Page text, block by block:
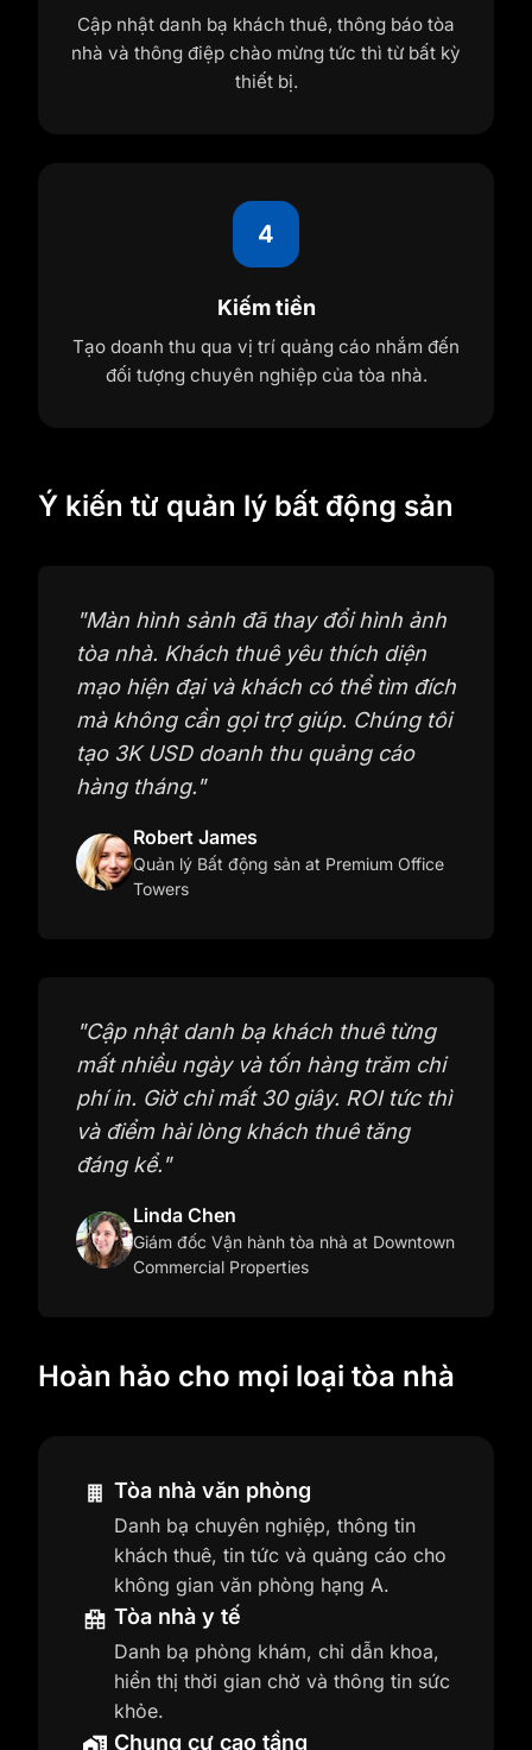
Cập nhật danh bạ khách thuê, thông báo tòa
nhà và thông điệp chào mừng tức thì từ bất kỳ
thiết bị.
4
Kiếm tiền
Tạo doanh thu qua vị trí quảng cáo nhắm đến
đối tượng chuyên nghiệp của tòa nhà.
Ý kiến từ quản lý bất động sản
"Màn hình sảnh đã thay đổi hình ảnh
tòa nhà. Khách thuê yêu thích diện
mạo hiện đại và khách có thể tìm đích
mà không cần gọi trợ giúp. Chúng tôi
tạo 3K USD doanh thu quảng cáo
hàng tháng."
Robert James
Quản lý Bất động sản at Premium Office
Towers
"Cập nhật danh bạ khách thuê từng
mất nhiều ngày và tốn hàng trăm chi
phí in. Giờ chỉ mất 30 giây. ROI tức thì
và điểm hài lòng khách thuê tăng
đáng kể."
Linda Chen
Giám đốc Vận hành tòa nhà at Downtown
Commercial Properties
Hoàn hảo cho mọi loại tòa nhà
Tòa nhà văn phòng
Danh bạ chuyên nghiệp, thông tin
khách thuê, tin tức và quảng cáo cho
không gian văn phòng hạng A.
Tòa nhà y tế
Danh bạ phòng khám, chỉ dẫn khoa,
hiển thị thời gian chờ và thông tin sức
khỏe.
Chung cư cao tầng